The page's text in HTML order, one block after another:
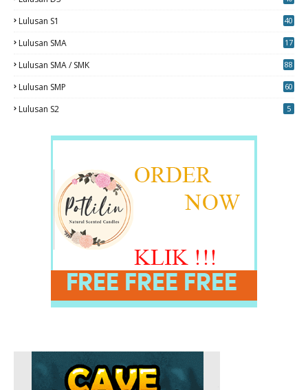
Lulusan S1
40
Lulusan SMA 17
Lulusan SMA / SMK
88
Lulusan SMP 60
Lulusan S2 5